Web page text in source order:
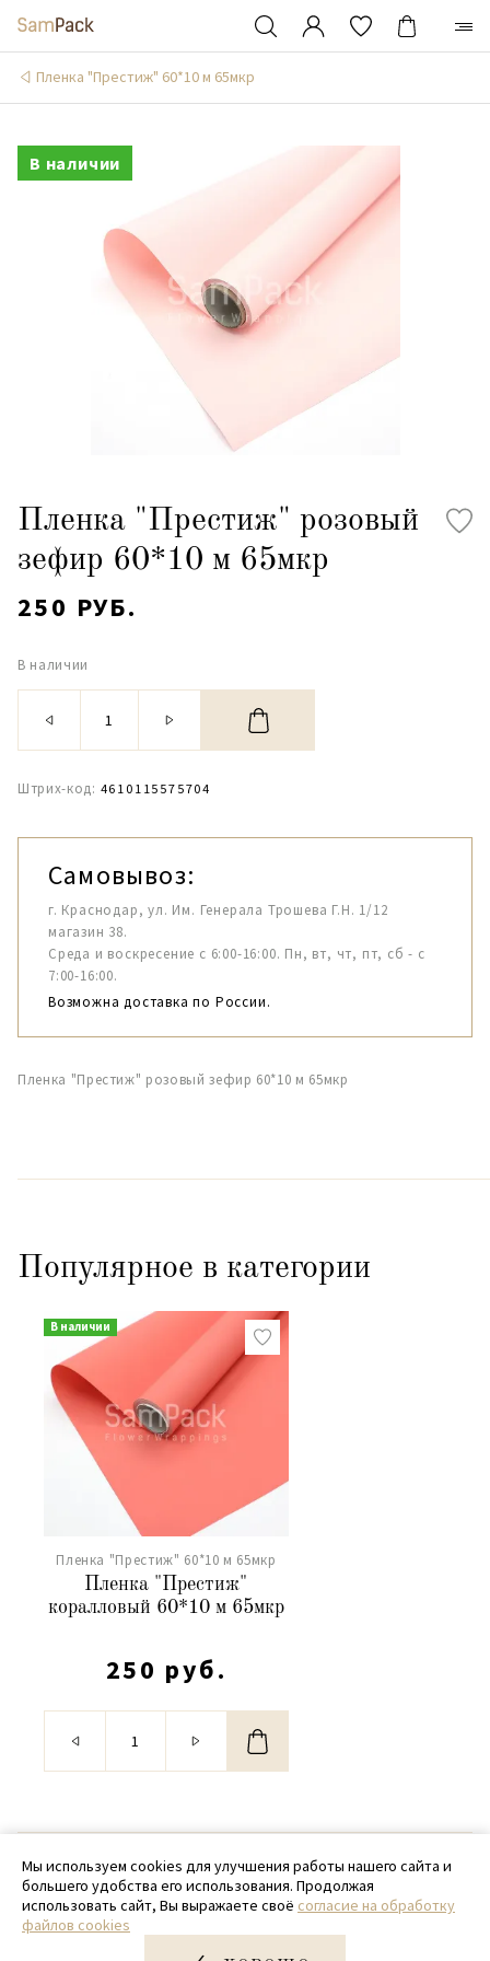
Пленка "Престиж" 60*10 м 65мкр
В наличии
Пленка "Престиж" розовый
зефир 60*10 м 65мкр
250 РУБ.
В наличии
Штрих-код: 4610115575704
Самовывоз:
г. Краснодар, ул. Им. Генерала Трошева Г.Н. 1/12
магазин 38.
Среда и воскресение с 6:00-16:00. Пн, вт, чт, пт, сб - с
7:00-16:00.
Возможна доставка по России.
Пленка "Престиж" розовый зефир 60*10 м 65мкр
Популярное в категории
В наличии
Пленка "Престиж" 60*10 м 65мкр
Пленка "Престиж"
коралловый 60*10 м 65мкр
250 руб.
© 2020 - 2026 SamPack
+ 7 (918) 699-97-87
zakaz@sampack.store
Мы используем cookies для улучшения работы нашего сайта и
большего удобства его использования. Продолжая
использовать сайт, Вы выражаете своё согласие на обработку
файлов cookies